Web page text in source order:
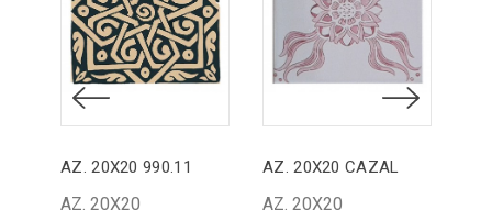
AZ. 20X20 990.11
AZ. 20X20
AZ. 20X20 CAZAL
AZ. 20X20